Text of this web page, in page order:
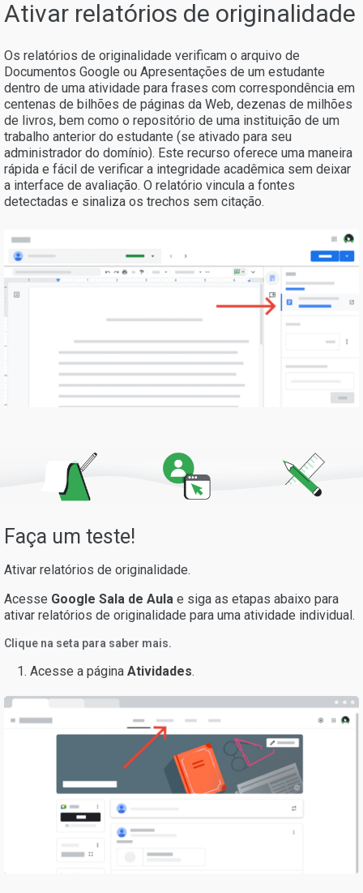
Ativar relatórios de originalidade
Os relatórios de originalidade verificam o arquivo de
Documentos Google ou Apresentações de um estudante
dentro de uma atividade para frases com correspondência em
centenas de bilhões de páginas da Web, dezenas de milhões
de livros, bem como o repositório de uma instituição de um
trabalho anterior do estudante (se ativado para seu
administrador do domínio). Este recurso oferece uma maneira
rápida e fácil de verificar a integridade acadêmica sem deixar
a interface de avaliação. O relatório vincula a fontes
detectadas e sinaliza os trechos sem citação.
Faça um teste!
Ativar relatórios de originalidade.
Acesse Google Sala de Aula e siga as etapas abaixo para
ativar relatórios de originalidade para uma atividade individual.
Clique na seta para saber mais.
Acesse a página Atividades.